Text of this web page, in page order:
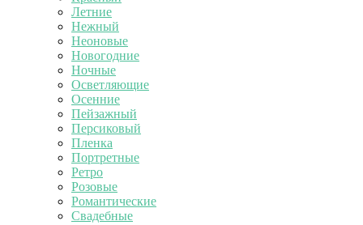
Летние
Нежный
Неоновые
Новогодние
Ночные
Осветляющие
Осенние
Пейзажный
Персиковый
Пленка
Портретные
Ретро
Розовые
Романтические
Свадебные